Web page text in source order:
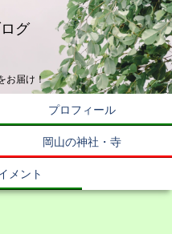
グ
お届け！
プロフィール
岡山の神社・寺
メント